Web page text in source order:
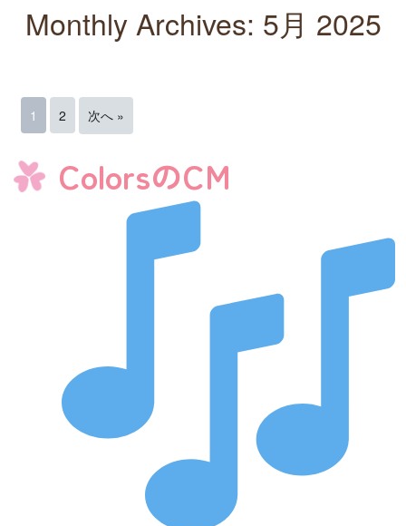
Monthly Archives: 5月 2025
1 2 次へ »
ColorsのCM